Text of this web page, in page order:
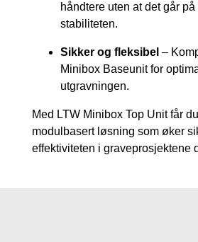
håndtere uten at det går
stabiliteten.
Sikker og fleksibel –
Minibox Baseunit for
utgravningen.
Med LTW Minibox Top Unit får
modulbasert løsning som øker
effektiviteten i graveprosjektene